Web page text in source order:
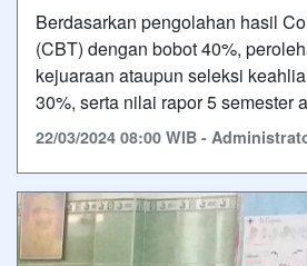
Berdasarkan pengolahan hasil
(CBT) dengan bobot 40%,
kejuaraan ataupun seleksi
30%, serta nilai rapor 5 semester
22/03/2024 08:00 WIB -